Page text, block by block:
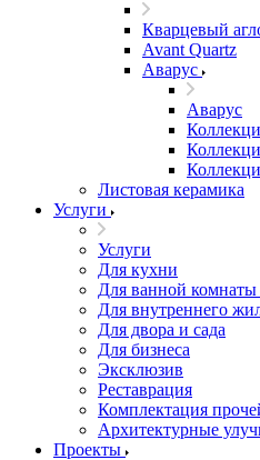
Кварцевый
Avant Quartz
Аварус
Аварус
Листовая керамика
Услуги
Услуги
Для кухни
Для ванной комнаты
Для внутреннего
Для двора и сада
Для бизнеса
Эксклюзив
Реставрация
Комплектация
Архитектурные
Проекты